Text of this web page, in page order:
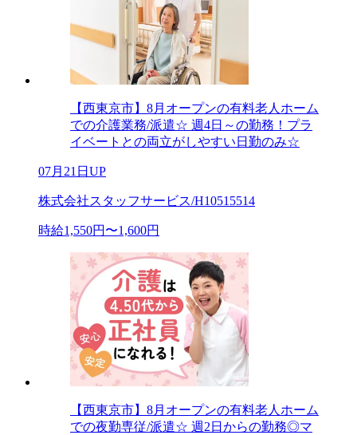
【西東京市】8月オープンの有料老人ホーム
での介護業務/派遣☆ 週4日～の勤務！プラ
イベートとの両立がしやすい日勤のみ☆
07月21日UP
株式会社スタッフサービス/H10515514
時給1,550円〜1,600円
【西東京市】8月オープンの有料老人ホーム
での夜勤専従/派遣☆ 週2日からの勤務◎マ